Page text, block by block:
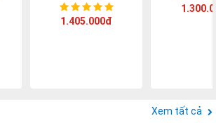
1.405.000đ
Xem tất cả